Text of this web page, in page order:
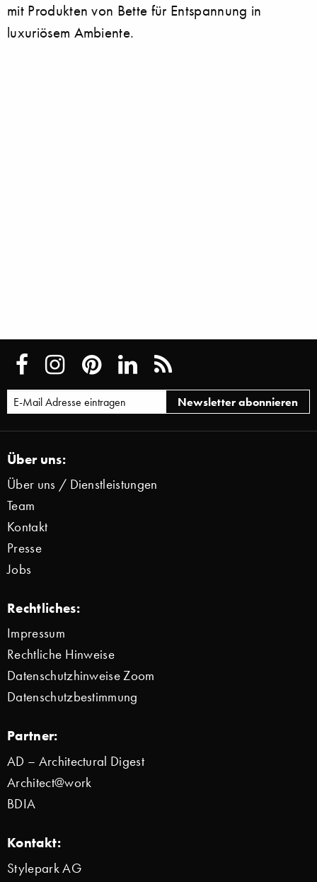
mit Produkten von Bette für Entspannung in
luxuriösem Ambiente.
Über uns:
Über uns / Dienstleistungen
Team
Kontakt
Presse
Jobs
Rechtliches:
Impressum
Rechtliche Hinweise
Datenschutzhinweise Zoom
Datenschutzbestimmung
Partner:
AD – Architectural Digest
Architect@work
BDIA
Kontakt:
Stylepark AG